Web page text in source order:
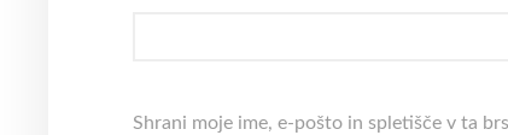
Shrani moje ime, e-pošto in spletišče v ta